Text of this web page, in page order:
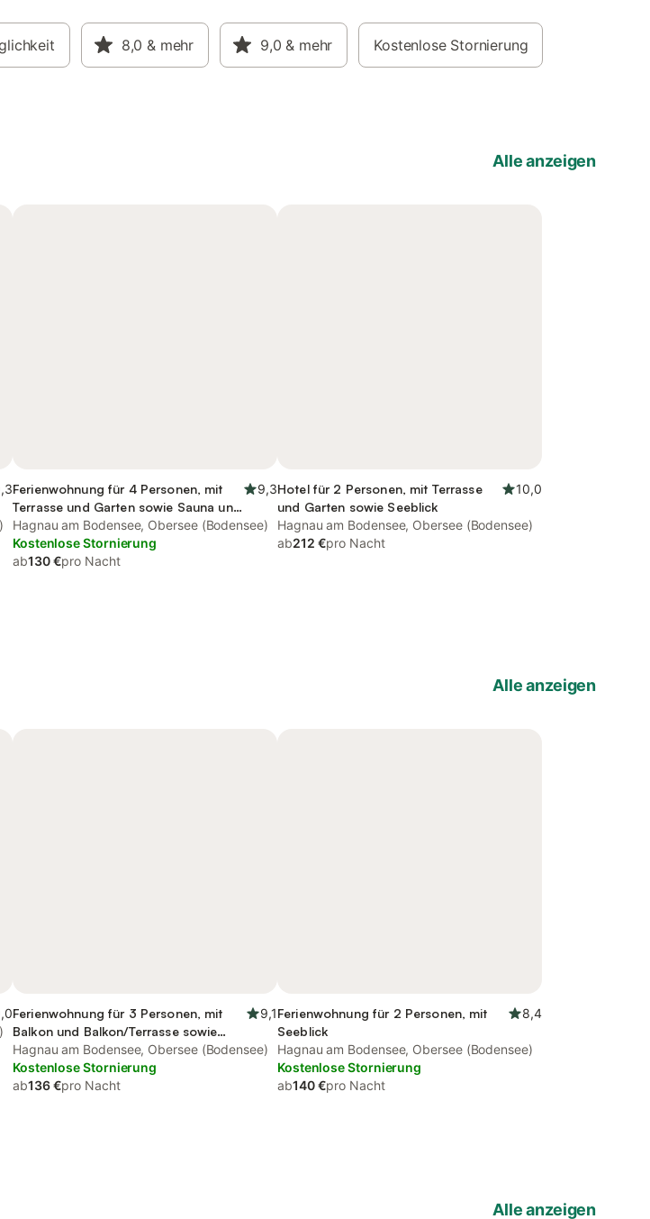
8,0 & mehr 9,0 & mehr Kostenlose Stornierung
Alle anzeigen
Ferienwohnung für 4 Personen, mit
Terrasse und Garten sowie Sauna und
Seeblick
9,3
Hagnau am Bodensee, Obersee (Bodensee)
Kostenlose Stornierung
ab130 €pro Nacht
Hotel für 2 Personen, mit Terrasse
und Garten sowie Seeblick
10,0
Hagnau am Bodensee, Obersee (Bodensee)
ab212 €pro Nacht
Alle anzeigen
Ferienwohnung für 3 Personen, mit
Balkon und Balkon/Terrasse sowie
Garten
9,1
Hagnau am Bodensee, Obersee (Bodensee)
Kostenlose Stornierung
ab136 €pro Nacht
Ferienwohnung für 2 Personen, mit
Seeblick
8,4
Hagnau am Bodensee, Obersee (Bodensee)
Kostenlose Stornierung
ab140 €pro Nacht
Alle anzeigen